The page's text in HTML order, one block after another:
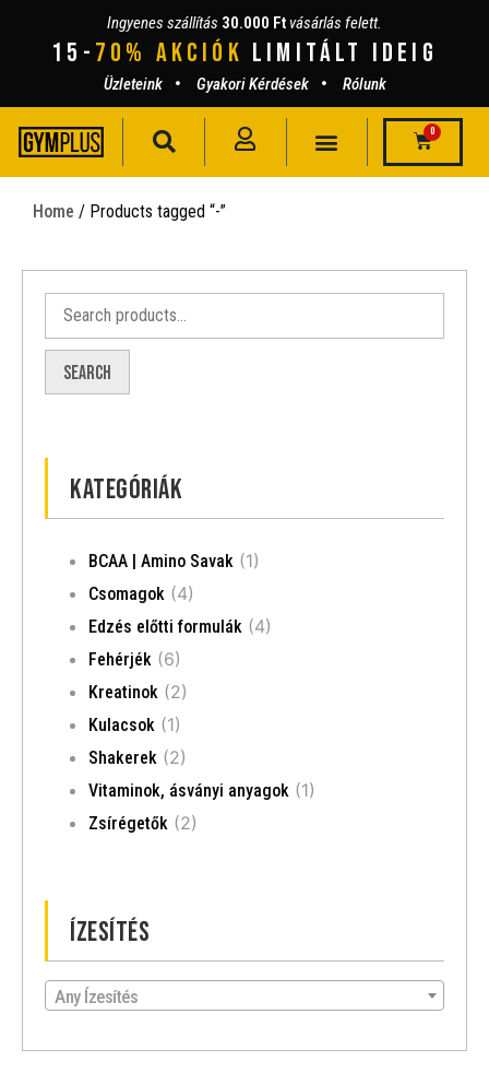
Ingyenes szállítás 30.000 Ft vásárlás felett.
15- 70% AKCIÓK lIMITÁLT IDEIG
Üzleteink Gyakori Kérdések Rólunk
0
Home / Products tagged “-”
Search
Kategóriák
BCAA | Amino Savak (1)
Csomagok (4)
Edzés előtti formulák (4)
Fehérjék (6)
Kreatinok (2)
Kulacsok (1)
Shakerek (2)
Vitaminok, ásványi anyagok (1)
Zsírégetők (2)
Ízesítés
Any Ízesítés